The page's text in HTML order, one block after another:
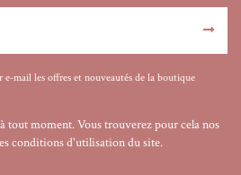
e-mail les offres et nouveautés de la boutique
tout moment. Vous trouverez pour cela nos
conditions d'utilisation du site.